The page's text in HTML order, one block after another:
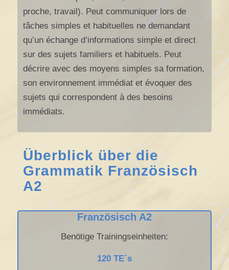
proche, travail). Peut communiquer lors de
tâches simples et habituelles ne demandant
qu’un échange d’informations simple et direct
sur des sujets familiers et habituels. Peut
décrire avec des moyens simples sa formation,
son environnement immédiat et évoquer des
sujets qui correspondent à des besoins
immédiats.
Überblick über die
Grammatik Französisch
A2
Französisch A2
Benötige Trainingseinheiten:
120 TE´s